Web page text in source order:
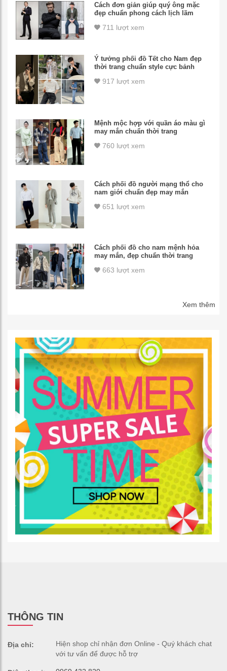
Cách đơn giản giúp quý ông mặc
đẹp chuẩn phong cách lịch lãm
711 lượt xem
Ý tưởng phối đồ Tết cho Nam đẹp
thời trang chuẩn style cực bảnh
917 lượt xem
Mệnh mộc hợp với quần áo màu gì
may mắn chuẩn thời trang
760 lượt xem
Cách phối đồ người mạng thổ cho
nam giới chuẩn đẹp may mắn
651 lượt xem
Cách phối đồ cho nam mệnh hỏa
may mắn, đẹp chuẩn thời trang
663 lượt xem
Xem thêm
THÔNG TIN
Địa chỉ:
Hiện shop chỉ nhận đơn Online - Quý khách chat
với tư vấn để được hỗ trợ